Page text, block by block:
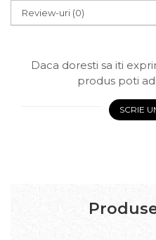
Review-uri (0)
Daca doresti sa iti
produs poti
SCRIE